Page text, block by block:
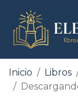
Inicio Libros